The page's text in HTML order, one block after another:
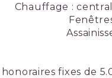
Chauffage :
honoraires fixes de